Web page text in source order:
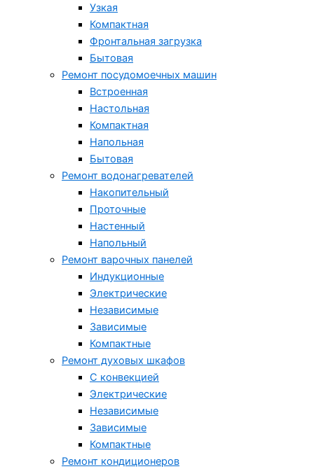
Узкая
Компактная
Фронтальная загрузка
Бытовая
Ремонт посудомоечных машин
Встроенная
Настольная
Компактная
Напольная
Бытовая
Ремонт водонагревателей
Накопительный
Проточные
Настенный
Напольный
Ремонт варочных панелей
Индукционные
Электрические
Независимые
Зависимые
Компактные
Ремонт духовых шкафов
С конвекцией
Электрические
Независимые
Зависимые
Компактные
Ремонт кондиционеров